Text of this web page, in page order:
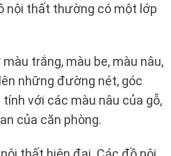
nội thất thường có một lớp
trắng, màu be, màu nâu,
những đường nét, góc
với các màu nâu của gỗ,
của căn phòng.